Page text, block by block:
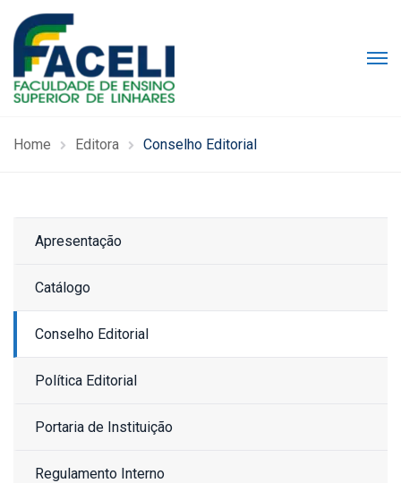
Home Editora Conselho Editorial
Apresentação
Catálogo
Conselho Editorial
Política Editorial
Portaria de Instituição
Regulamento Interno